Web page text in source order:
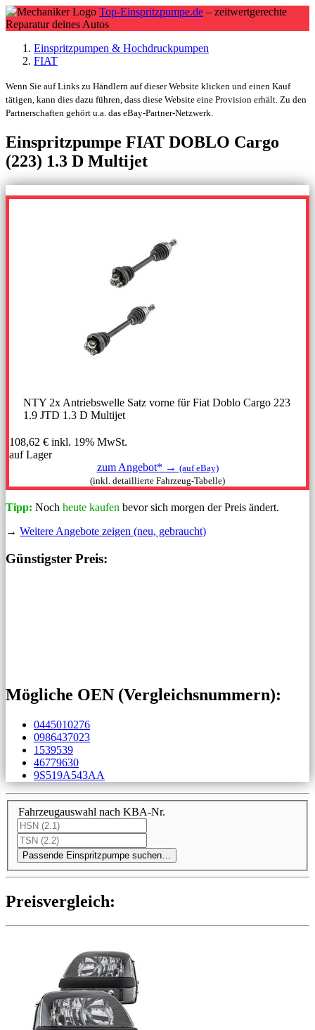
Top-Einspritzpumpe.de – zeitwertgerechte
Reparatur deines Autos
Einspritzpumpen & Hochdruckpumpen
FIAT
Wenn Sie auf Links zu Händlern auf dieser Website klicken und einen Kauf
tätigen, kann dies dazu führen, dass diese Website eine Provision erhält. Zu den
Partnerschaften gehört u.a. das eBay-Partner-Netzwerk.
Einspritzpumpe FIAT DOBLO Cargo
(223) 1.3 D Multijet
NTY 2x Antriebswelle Satz vorne für Fiat Doblo Cargo 223
1.9 JTD 1.3 D Multijet
108,62 € inkl. 19% MwSt.
auf Lager
zum Angebot* → (auf eBay)
(inkl. detaillierte Fahrzeug-Tabelle)
Tipp: Noch heute kaufen bevor sich morgen der Preis ändert.
→ Weitere Angebote zeigen (neu, gebraucht)
Günstigster Preis:
Mögliche OEN (Vergleichs­nummern):
0445010276
0986437023
1539539
46779630
9S519A543AA
Fahrzeugauswahl nach KBA-Nr.
Passende Einspritzpumpe suchen…
Preis­ver­gleich: